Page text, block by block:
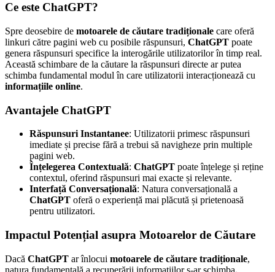
Ce este ChatGPT?
Spre deosebire de motoarele de căutare tradiționale care oferă
linkuri către pagini web cu posibile răspunsuri, ChatGPT poate
genera răspunsuri specifice la interogările utilizatorilor în timp real.
Această schimbare de la căutare la răspunsuri directe ar putea
schimba fundamental modul în care utilizatorii interacționează cu
informațiile online.
Avantajele ChatGPT
Răspunsuri Instantanee: Utilizatorii primesc răspunsuri
imediate și precise fără a trebui să navigheze prin multiple
pagini web.
Înțelegerea Contextuală: ChatGPT poate înțelege și reține
contextul, oferind răspunsuri mai exacte și relevante.
Interfață Conversațională: Natura conversațională a
ChatGPT oferă o experiență mai plăcută și prietenoasă
pentru utilizatori.
Impactul Potențial asupra Motoarelor de Căutare
Dacă ChatGPT ar înlocui motoarele de căutare tradiționale,
natura fundamentală a recuperării informațiilor s-ar schimba.